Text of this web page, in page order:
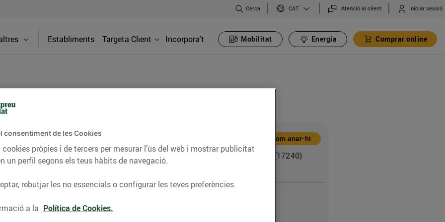
Cerca CAT Atenció al client Iniciar sessió
Establiments Targeta Client Incorpora't Mobilitat Energia Comprar online
benzineres 24h. A Esclatoil
del mercat en carburants d'alta
5 cèntims/litre per ser client.
Com anar-hi
C. Xaloc, 1 cant. C. Garbí (17240)
consentiment de les Cookies
pròpies i de tercers per mesurar l’ús del web i mostrar publicitat
un perfil segons els teus hàbits de navegació.
rebutjar les no essencials o configurar les teves preferències.
a la Política de Cookies.